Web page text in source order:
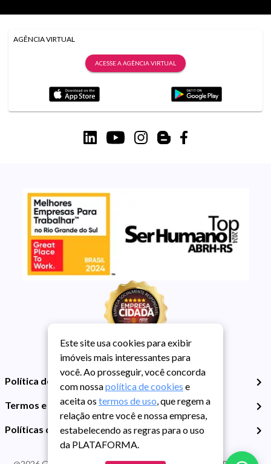
AGÊNCIA VIRTUAL
ACESSE A AGÊNCIA VIRTUAL
Política de Privacidade
Termos e Condições de Uso
Políticas de Cookies
Este site usa cookies para exibir
imóveis mais interessantes para
você. Ao prosseguir, você concorda
com nossapolítica de cookies e
aceita os termos de uso, que regem a
relação entre você e nossa empresa,
estabelecendo as regras para o uso
da PLATAFORMA.